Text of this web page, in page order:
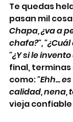
Te quedas
pasan mil
Chapa, ¿va a
chafa?",
"¿Y si le
final,
como: "Ehh...
calidad, nena,
vieja confiable